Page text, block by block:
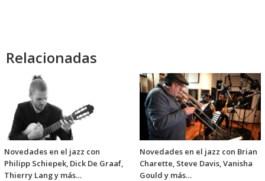
Relacionadas
Novedades en el jazz con
Philipp Schiepek, Dick De Graaf,
Thierry Lang y más…
Novedades en el jazz con Brian
Charette, Steve Davis, Vanisha
Gould y más…